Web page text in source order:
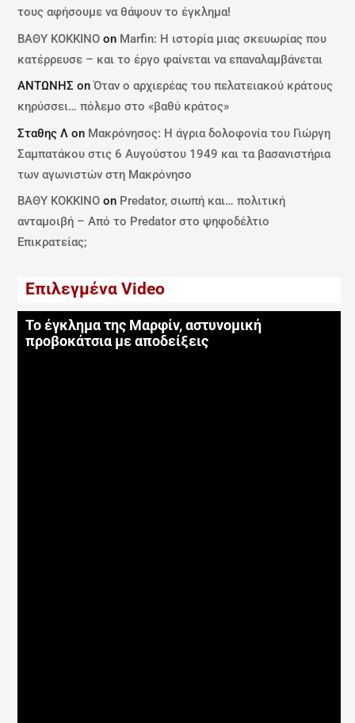
τους αφήσουμε να θάψουν το έγκλημα!
ΒΑΘΥ ΚΟΚΚΙΝΟ on Marfin: Η ιστορία μιας σκευωρίας που
κατέρρευσε – και το έργο φαίνεται να επαναλαμβάνεται
ΑΝΤΩΝΗΣ onΌταν ο αρχιερέας του πελατειακού κράτους
κηρύσσει… πόλεμο στο «βαθύ κράτος»
Σταθης Λ on Μακρόνησος: Η άγρια δολοφονία του Γιώργη
Σαμπατάκου στις 6 Αυγούστου 1949 και τα βασανιστήρια
των αγωνιστών στη Μακρόνησο
ΒΑΘΥ ΚΟΚΚΙΝΟ on Predator, σιωπή και… πολιτική
ανταμοιβή – Από το Predator στο ψηφοδέλτιο
Επικρατείας;
Επιλεγμένα Video
Το έγκλημα της Μαρφίν, αστυνομική
προβοκάτσια με αποδείξεις